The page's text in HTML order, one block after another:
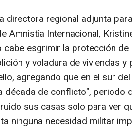
directora regional adjunta
Amnistía Internacional,
cabe esgrimir la protección
y voladura de viviendas
agregando que en el sur
década de conflicto", periodo
sus casas solo para ver
ninguna necesidad militar